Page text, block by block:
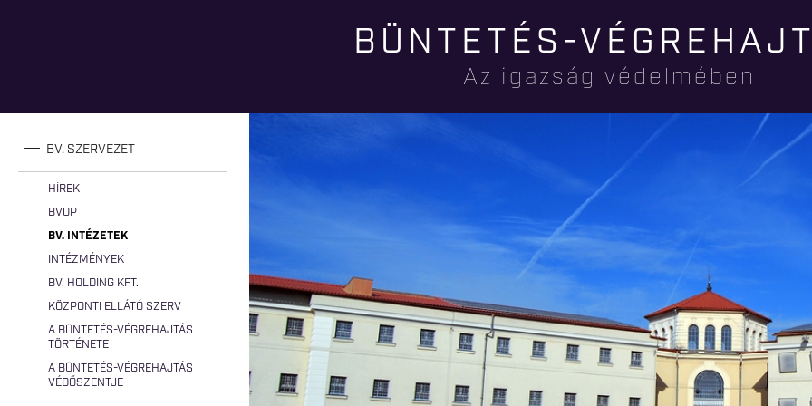
tartalomra
BÜNTETÉS-
Az igazság védelmében
BV. SZERVEZET
HÍREK
BVOP
BV. INTÉZETEK
INTÉZMÉNYEK
BV. HOLDING KFT.
KÖZPONTI ELLÁTÓ SZERV
A BÜNTETÉS-VÉGREHAJTÁS
TÖRTÉNETE
A BÜNTETÉS-VÉGREHAJTÁS
VÉDŐSZENTJE